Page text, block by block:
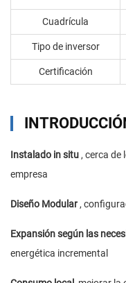
Cuadrícula
Tipo de inversor
Certificación
Instalado in situ , cerca de
empresa
Diseño Modular ,
Expansión según las
energética incremental